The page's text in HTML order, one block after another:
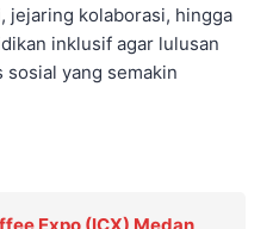
jejaring kolaborasi, hingga
inklusif agar lulusan
sosial yang semakin